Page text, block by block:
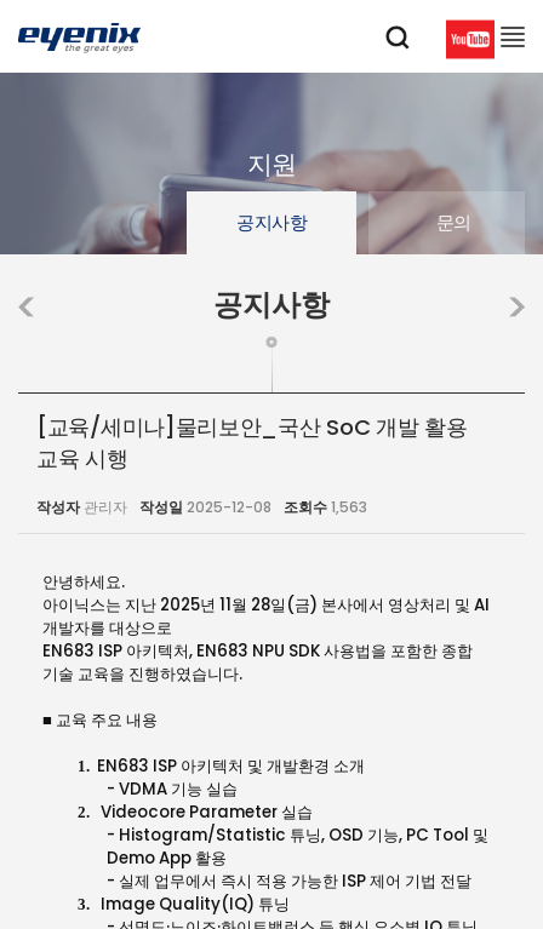
지원
공지사항 문의
공지사항
[교육/세미나]물리보안_국산 SoC 개발 활용
교육 시행
작성자 관리자 작성일 2025-12-08 조회수1,563
안녕하세요.
아이닉스는 지난 2025년 11월 28일(금) 본사에서 영상처리 및 AI
개발자를 대상으로
EN683 ISP 아키텍처, EN683 NPU SDK 사용법을 포함한 종합
기술 교육을 진행하였습니다.
■ 교육 주요 내용
1. EN683 ISP 아키텍처 및 개발환경 소개
- VDMA 기능 실습
2. Videocore Parameter 실습
- Histogram/Statistic 튜닝, OSD 기능, PC Tool 및
Demo App 활용
- 실제 업무에서 즉시 적용 가능한 ISP제어 기법 전달
3. Image Quality(IQ) 튜닝